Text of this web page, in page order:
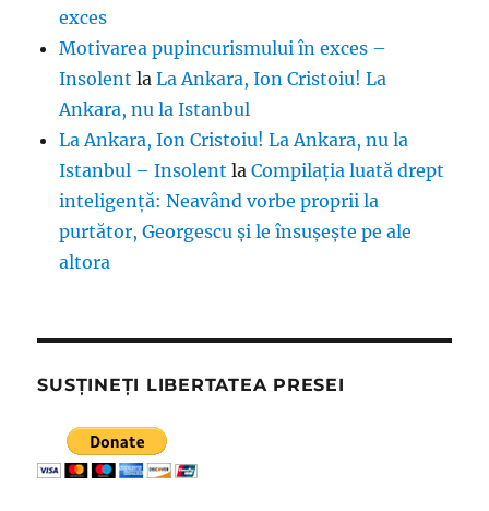
exces
Motivarea pupincurismului în exces –
Insolent laLa Ankara, Ion Cristoiu! La
Ankara, nu la Istanbul
La Ankara, Ion Cristoiu! La Ankara, nu la
Istanbul – Insolent laCompilația luată drept
inteligență: Neavând vorbe proprii la
purtător, Georgescu și le însușește pe ale
altora
SUSȚINEȚI LIBERTATEA PRESEI